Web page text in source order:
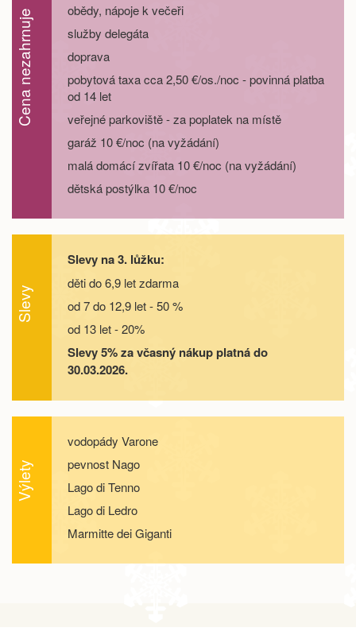
26.09. - 29.09.26 4 dny
26.09. - 30.09.26 objednej
26.09. - 01.10.26 objednej
26.09. - 03.10.26 8 dní 16 800 Kč
říjen 2026
04.10. - 07.10.26
4 dny 7 200 Kč
04.10. - 08.10.26 5 dní
04.10. - 09.10.26 6 dní
04.10. - 11.10.26 8 dní 16 800 Kč
10.10. - 15.10.26 6 dní
10.10. - 17.10.26 8 dní
Cena nezahrnuje
obědy, nápoje k večeři
služby delegáta
doprava
pobytová taxa cca 2,50 €/os./noc - povinná platba
od 14 let
veřejné parkoviště - za poplatek na místě
garáž 10 €/noc (na vyžádání)
malá domácí zvířata 10 €/noc (na vyžádání)
dětská postýlka 10 €/noc
Slevy
Slevy na 3. lůžku:
děti do 6,9 let zdarma
od 7 do 12,9 let - 50 %
od 13 let - 20%
Slevy 5% za včasný nákup platná do
30.03.2026.
Výlety
vodopády Varone
pevnost Nago
Lago di Tenno
Lago di Ledro
Marmitte dei Giganti